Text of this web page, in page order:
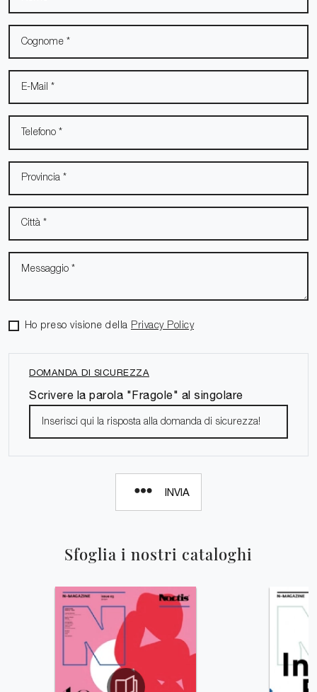
Sfoglia i nostri cataloghi
Ho preso visione della Privacy Policy
DOMANDA DI SICUREZZA
Scrivere la parola "Fragole" al singolare
INVIA